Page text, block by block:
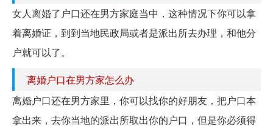
女人离婚了户口还在男方家庭当中，这种情况下你可以拿
着离婚证，到到当地民政局或者是派出所去办理，和他分
户就可以了。
离婚户口在男方家怎么办
离婚户口还在男方家里，你可以找你的好朋友，把户口本
拿出来，去你当地的派出所取出你的户口，但是你必须得